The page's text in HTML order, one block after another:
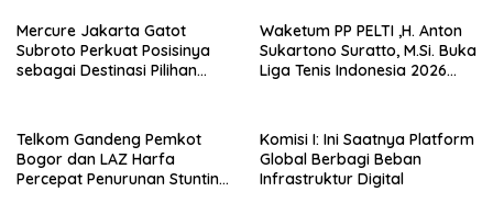
Mercure Jakarta Gatot
Subroto Perkuat Posisinya
sebagai Destinasi Pilihan
Jakarta Selatan
Waketum PP PELTI ,H. Anton
Sukartono Suratto, M.Si. Buka
Liga Tenis Indonesia 2026
Telkom Gandeng Pemkot
Bogor dan LAZ Harfa
Percepat Penurunan Stunting
Komisi I: Ini Saatnya Platform
Global Berbagi Beban
Infrastruktur Digital